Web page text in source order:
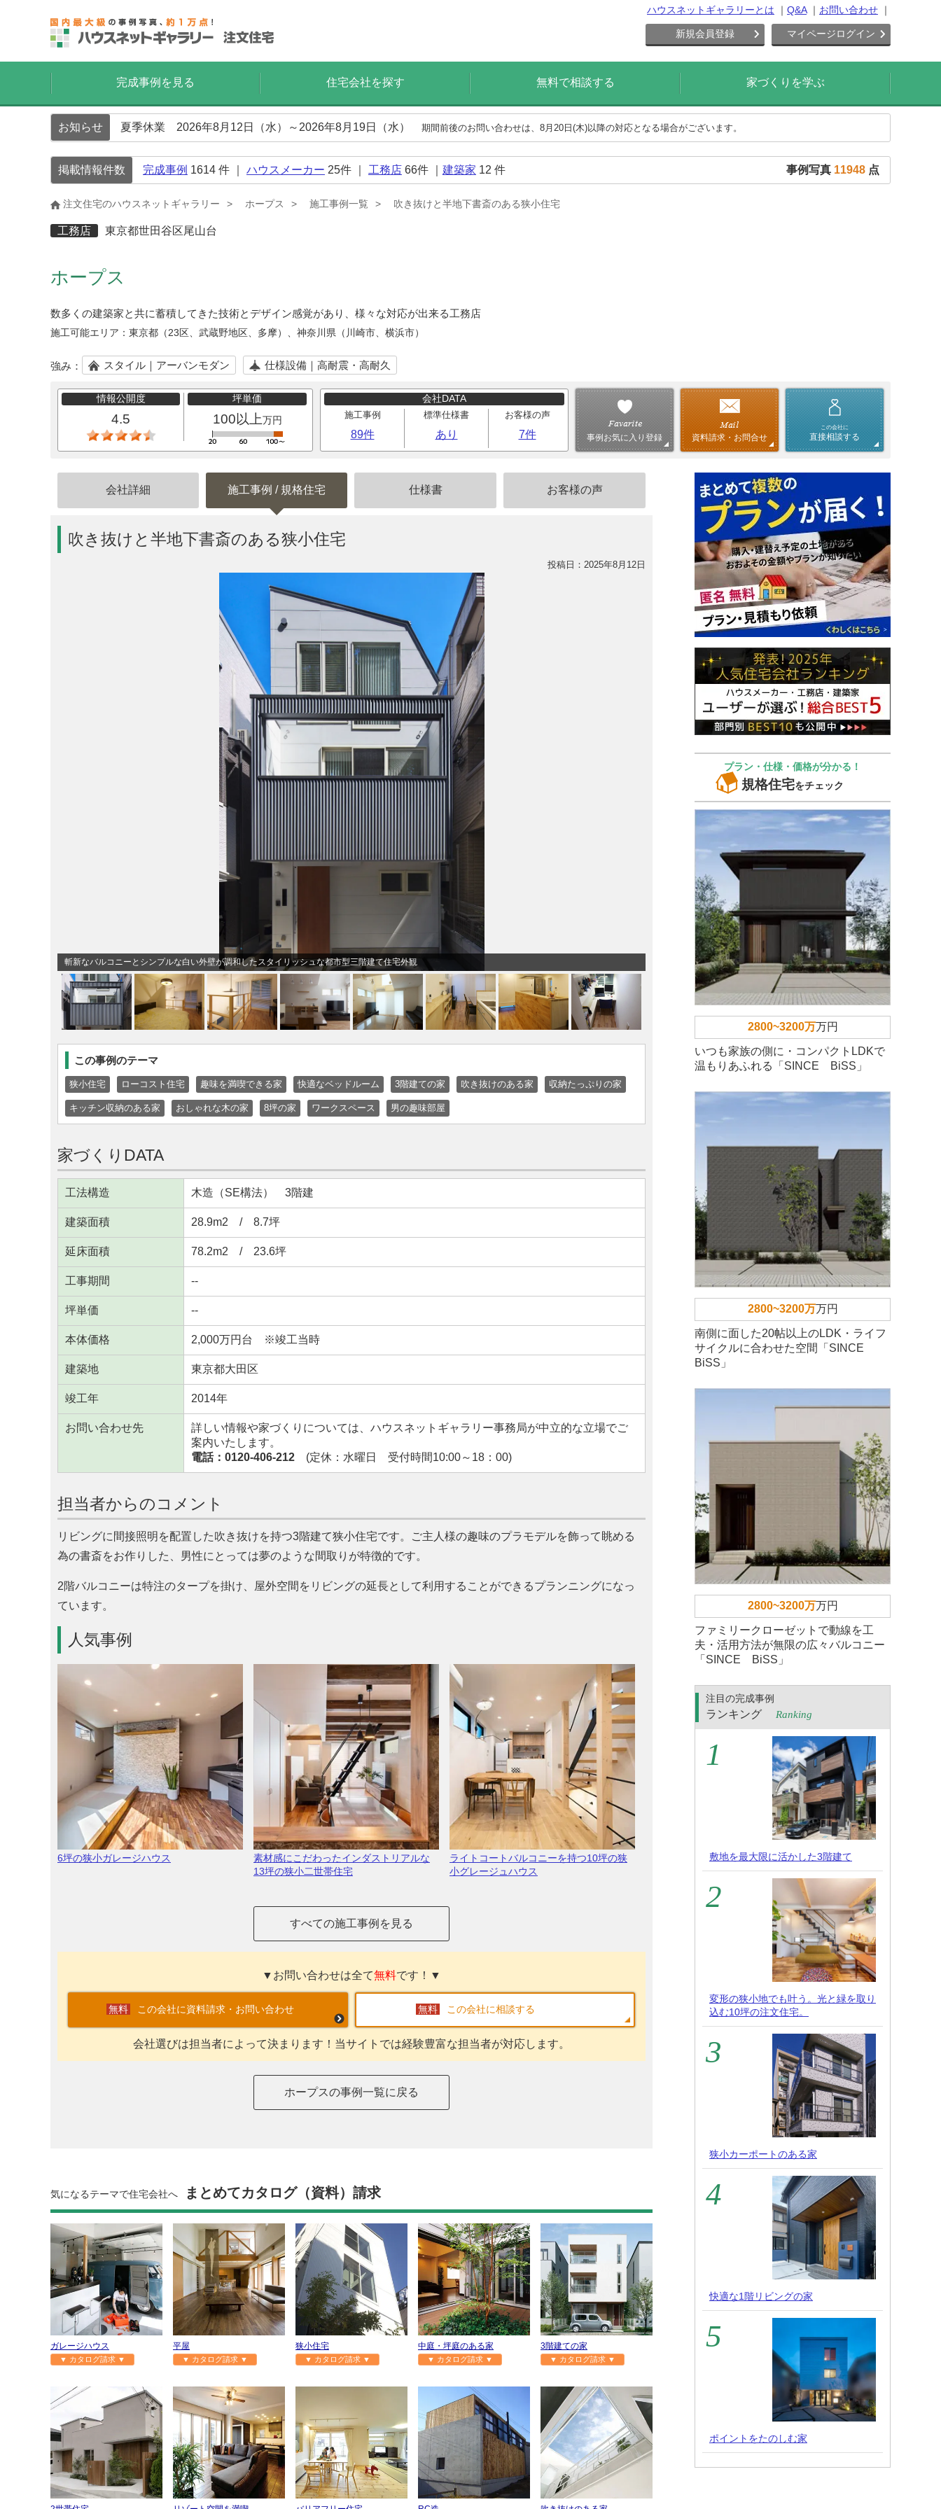
ハウスネットギャラリーとは Q&A お問い合わせ
新規会員登録 マイページログイン
完成事例を見る 住宅会社を探す 無料で相談する 家づくりを学ぶ
お知らせ 夏季休業 2026年8月12日（水）～2026年8月19日（水） 期間前後のお問い合わせは、8月20日(木)以降の対応となる場合がございます。
掲載情報件数 完成事例 1614 件 ｜ ハウスメーカー 25件 ｜ 工務店 66件 ｜ 建築家 12 件 事例写真 11948 点
注文住宅のハウスネットギャラリー ホープス 施工事例一覧 吹き抜けと半地下書斎のある狭小住宅
工務店 東京都世田谷区尾山台
ホープス
数多くの建築家と共に蓄積してきた技術とデザイン感覚があり、様々な対応が出来る工務店
施工可能エリア： 東京都（23区、武蔵野地区、多摩）、神奈川県（川崎市、横浜市）
強み： スタイル｜アーバンモダン 仕様設備｜高耐震・高耐久
情報公開度
4.5
坪単価
100以上万円
会社DATA
施工事例
89件
標準仕様書
あり
お客様の声
7件 事例お気に入り登録 資料請求・お問合せ
この会社に
直接相談する
会社詳細 施工事例 / 規格住宅 仕様書 お客様の声
吹き抜けと半地下書斎のある狭小住宅
投稿日：2025年8月12日
斬新なバルコニーとシンプルな白い外壁が調和したスタイリッシュな都市型三階建て住宅外観
この事例のテーマ
狭小住宅 ローコスト住宅 趣味を満喫できる家 快適なベッドルーム 3階建ての家 吹き抜けのある家 収納たっぷりの家
キッチン収納のある家 おしゃれな木の家 8坪の家 ワークスペース 男の趣味部屋
家づくりDATA
工法構造 木造（SE構法） 3階建
建築面積 28.9m2 / 8.7坪
延床面積 78.2m2 / 23.6坪
工事期間 --
坪単価 --
本体価格 2,000万円台 ※竣工当時
建築地 東京都大田区
竣工年 2014年
お問い合わせ先
詳しい情報や家づくりについては、ハウスネットギャラリー事務局が中立的な立場でご
案内いたします。
電話：0120-406-212 (定休：水曜日 受付時間10:00～18：00)
担当者からのコメント
リビングに間接照明を配置した吹き抜けを持つ3階建て狭小住宅です。ご主人様の趣味のプラモデルを飾って眺める
為の書斎をお作りした、男性にとっては夢のような間取りが特徴的です。
2階バルコニーは特注のタープを掛け、屋外空間をリビングの延長として利用することができるプランニングになっ
ています。
人気事例
6坪の狭小ガレージハウス
素材感にこだわったインダストリアルな
13坪の狭小二世帯住宅
ライトコートバルコニーを持つ10坪の狭
小グレージュハウス
すべての施工事例を見る
▼お問い合わせは全て無料です！▼
この会社に資料請求・お問い合わせ この会社に相談する
会社選びは担当者によって決まります！当サイトでは経験豊富な担当者が対応します。
ホープスの事例一覧に戻る
気になるテーマで住宅会社へ まとめてカタログ（資料）請求
ガレージハウス
▼ カタログ請求 ▼
平屋
▼ カタログ請求 ▼
狭小住宅
▼ カタログ請求 ▼
中庭・坪庭のある家
▼ カタログ請求 ▼
3階建ての家
▼ カタログ請求 ▼
プラン・仕様・価格が分かる！
規格住宅をチェック
2800~3200万万円
いつも家族の側に・コンパクトLDKで
温もりあふれる「SINCE BiSS」
2800~3200万万円
南側に面した20帖以上のLDK・ライフ
サイクルに合わせた空間「SINCE
BiSS」
2800~3200万万円
ファミリークローゼットで動線を工
夫・活用方法が無限の広々バルコニー
「SINCE BiSS」
注目の完成事例
ランキング Ranking
敷地を最大限に活かした3階建て
変形の狭小地でも叶う。光と緑を取り
込む10坪の注文住宅。
狭小カーポートのある家
快適な1階リビングの家
ポイントをたのしむ家